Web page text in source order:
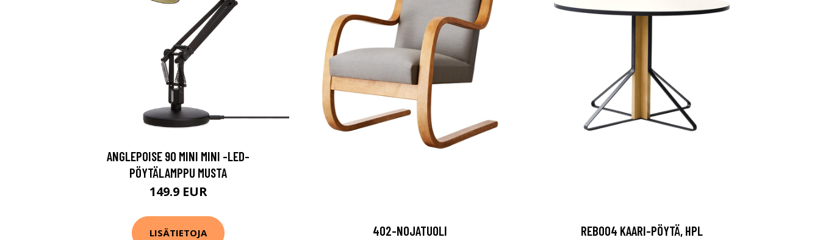
ANGLEPOISE 90 MINI MINI -LED-
PÖYTÄLAMPPU MUSTA
149.9 EUR
LISÄTIETOJA 402-NOJATUOLI REB004 KAARI-PÖYTÄ, HPL